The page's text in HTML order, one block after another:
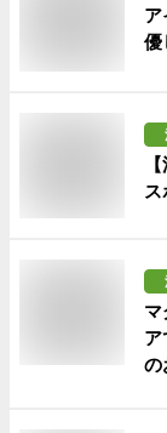
ア
優
マ
ア
の